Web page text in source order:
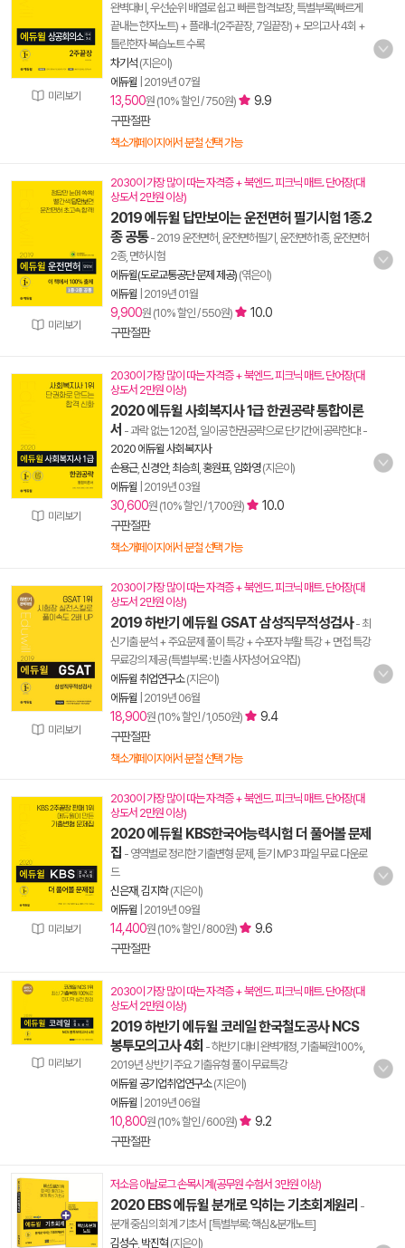
미리보기
완벽대비, 우선순위 배열로 쉽고 빠른 합격보장, 특별부록(빠르게
끝내는 한자노트) + 플래너(2주끝장, 7일끝장) + 모의고사 4회 +
틀린한자 복습노트 수록
차기석 (지은이)
에듀윌 2019년 07월
13,500원 (10% 할인 / 750원)
9.9
구판절판
책소개페이지에서 분철 선택 가능
미리보기
2030이 가장 많이 따는 자격증 + 북엔드. 피크닉 매트. 단어장(대
상도서 2만원 이상)
2019 에듀윌 답만보이는 운전면허 필기시험 1종.2
종 공통- 2019 운전면허, 운전면허필기, 운전면허1종, 운전면허
2종, 면허시험
에듀윌(도로교통공단 문제 제공) (엮은이)
에듀윌 2019년 01월
9,900원 (10% 할인 / 550원)
10.0
구판절판
미리보기
2030이 가장 많이 따는 자격증 + 북엔드. 피크닉 매트. 단어장(대
상도서 2만원 이상)
2020 에듀윌 사회복지사 1급 한권공략 통합이론
서 - 과락 없는 120점, 일이공 한권공략으로 단기간에 공략한다!-
2020 에듀윌 사회복지사
손용근, 신경안,최승희 홍원표, 임화영(지은이)
에듀윌 2019년 03월
30,600원 (10% 할인 / 1,700원)
10.0
구판절판
책소개페이지에서 분철 선택 가능
미리보기
2030이 가장 많이 따는 자격증 + 북엔드. 피크닉 매트. 단어장(대
상도서 2만원 이상)
2019 하반기 에듀윌 GSAT 삼성직무적성검사- 최
신기출 분석 + 주요문제 풀이 특강 + 수포자 부활 특강 + 면접 특강
무료강의 제공 (특별부록 : 빈출 사자성어 요약집)
에듀윌 취업연구소(지은이)
에듀윌 2019년 06월
18,900원 (10% 할인 / 1,050원)
9.4
구판절판
책소개페이지에서 분철 선택 가능
미리보기
2030이 가장 많이 따는 자격증 + 북엔드. 피크닉 매트. 단어장(대
상도서 2만원 이상)
2020 에듀윌 KBS한국어능력시험 더 풀어볼 문제
집 - 영역별로 정리한 기출변형 문제, 듣기 MP3 파일 무료 다운로
드
신은재 김지학(지은이)
에듀윌 2019년 09월
14,400원 (10% 할인 / 800원)
9.6
구판절판
미리보기
2030이 가장 많이 따는 자격증 + 북엔드. 피크닉 매트. 단어장(대
상도서 2만원 이상)
2019 하반기 에듀윌 코레일 한국철도공사 NCS
봉투모의고사 4회 - 하반기 대비 완벽개정, 기출복원100%,
2019년 상반기 주요 기출유형 풀이 무료특강
에듀윌 공기업취업연구소(지은이)
에듀윌 2019년 06월
10,800원 (10% 할인 / 600원)
9.2
구판절판
저소음 아날로그 손목시계(공무원 수험서 3만원 이상)
2020 EBS 에듀윌 분개로 익히는 기초회계원리 -
분개 중심의 회계 기초서 [특별부록: 핵심&분개노트]
김성수, 박진혁 (지은이)